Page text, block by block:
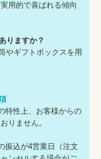
用的で喜ばれる傾向
りますか？
やギフトボックスを用
特性上、お客様からの
りません。
振込が4営業日（注文